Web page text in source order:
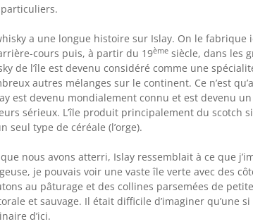
a une longue histoire sur Islay. On le fabrique
cours puis, à partir du 19ème siècle, dans les
de l’île est devenu considéré comme une
autres mélanges sur le continent. Ce n’est
est devenu mondialement connu et est devenu
sérieux. L’île produit principalement du scotch
seul type de céréale (l’orge).
nous avons atterri, Islay ressemblait à ce que
je pouvais voir une vaste île verte avec des
au pâturage et des collines parsemées de
et sauvage. Il était difficile d’imaginer qu’une
d’ici.